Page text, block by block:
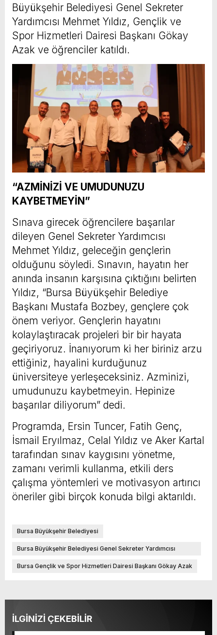
Büyükşehir Belediyesi Genel Sekreter
Yardımcısı Mehmet Yıldız, Gençlik ve
Spor Hizmetleri Dairesi Başkanı Gökay
Azak ve öğrenciler katıldı.
“AZMİNİZİ VE UMUDUNUZU
KAYBETMEYİN”
Sınava girecek öğrencilere başarılar
dileyen Genel Sekreter Yardımcısı
Mehmet Yıldız, geleceğin gençlerin
olduğunu söyledi. Sınavın, hayatın her
anında insanın karşısına çıktığını belirten
Yıldız, “Bursa Büyükşehir Belediye
Başkanı Mustafa Bozbey, gençlere çok
önem veriyor. Gençlerin hayatını
kolaylaştıracak projeleri bir bir hayata
geçiriyoruz. İnanıyorum ki her biriniz arzu
ettiğiniz, hayalini kurduğunuz
üniversiteye yerleşeceksiniz. Azminizi,
umudunuzu kaybetmeyin. Hepinize
başarılar diliyorum” dedi.
Programda, Ersin Tuncer, Fatih Genç,
İsmail Eryılmaz, Celal Yıldız ve Aker Kartal
tarafından sınav kaygısını yönetme,
zamanı verimli kullanma, etkili ders
çalışma yöntemleri ve motivasyon artırıcı
öneriler gibi birçok konuda bilgi aktarıldı.
Bursa Büyükşehir Belediyesi
Bursa Büyükşehir Belediyesi Genel Sekreter Yardımcısı
Bursa Gençlik ve Spor Hizmetleri Dairesi Başkanı Gökay Azak
İLGİNİZİ ÇEKEBİLİR